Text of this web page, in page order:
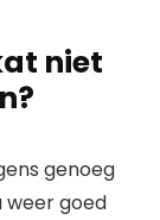
niet
genoeg
weer goed